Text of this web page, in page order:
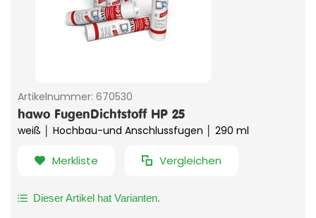
Artikelnummer: 670530
hawo FugenDichtstoff HP 25
weiß │ Hochbau-und Anschlussfugen │ 290 ml
Merkliste Vergleichen
Dieser Artikel hat Varianten.